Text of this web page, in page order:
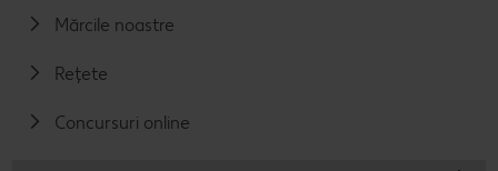
Mărcile noastre
Rețete
Concursuri online